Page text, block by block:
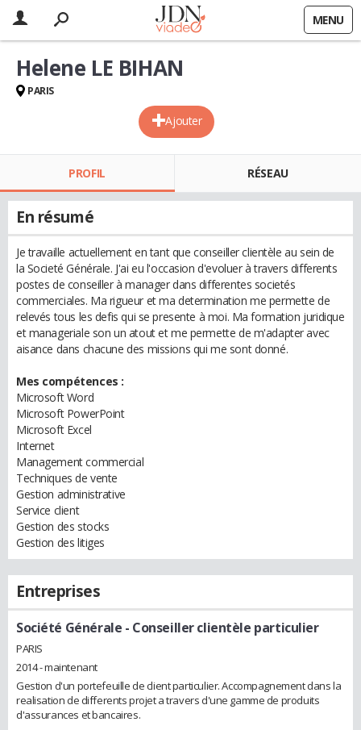
MENU
Ajouter
Helene LE BIHAN
PARIS
PROFIL RÉSEAU
En résumé
Je travaille actuellement en tant que conseiller clientèle au sein de
la Societé Générale. J'ai eu l'occasion d'evoluer à travers differents
postes de conseiller à manager dans differentes societés
commerciales. Ma rigueur et ma determination me permette de
relevés tous les defis qui se presente à moi. Ma formation juridique
et manageriale son un atout et me permette de m'adapter avec
aisance dans chacune des missions qui me sont donné.
Mes compétences :
Microsoft Word
Microsoft PowerPoint
Microsoft Excel
Internet
Management commercial
Techniques de vente
Gestion administrative
Service client
Gestion des stocks
Gestion des litiges
Entreprises
Société Générale - Conseiller clientèle particulier
PARIS
2014 - maintenant
Gestion d'un portefeuille de client particulier. Accompagnement dans la
realisation de differents projet a travers d'une gamme de produits
d'assurances et bancaires.